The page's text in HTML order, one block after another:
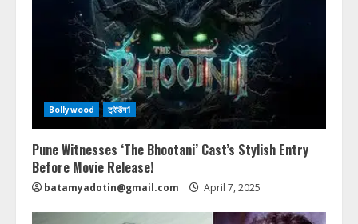
Bollywood ट्रेडिंग1
Pune Witnesses ‘The Bhootani’ Cast’s Stylish Entry
Before Movie Release!
batamyadotin@gmail.com April 7, 2025